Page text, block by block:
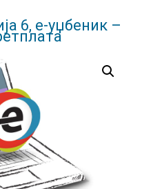
6, е-уџбеник –